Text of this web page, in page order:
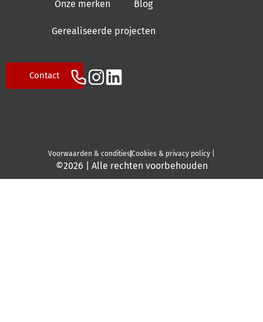
Onze merken Blog
Gerealiseerde projecten
Contact
Voorwaarden & condities Cookies & privacy policy |
©2026 | Alle rechten voorbehouden